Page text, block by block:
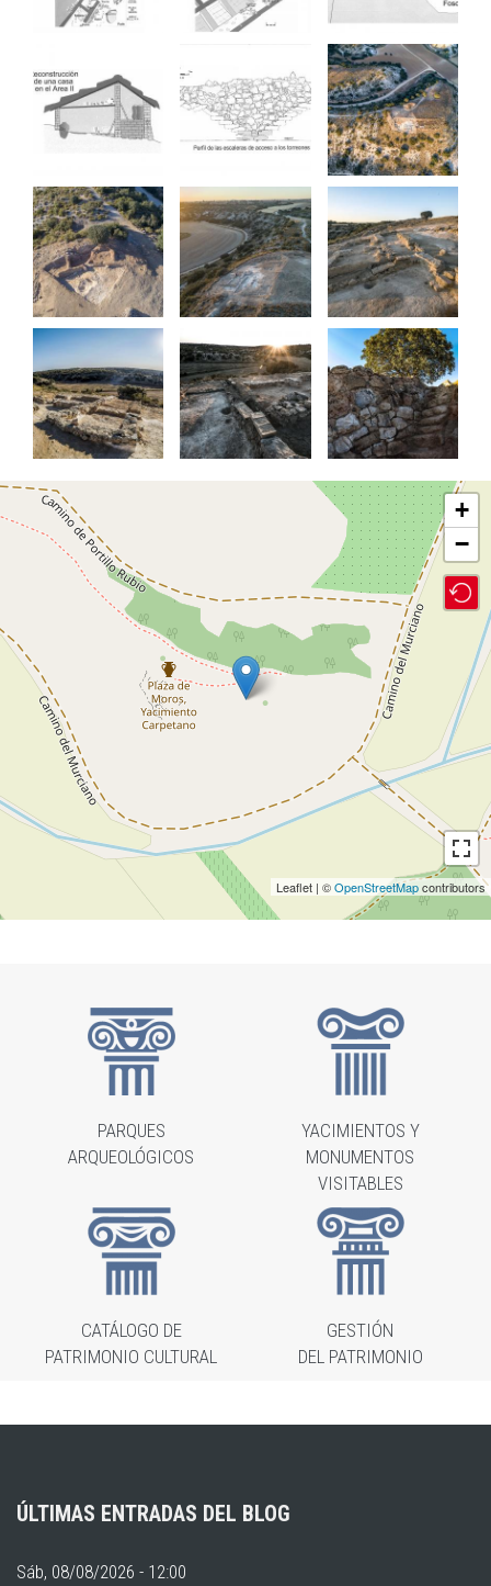
+
−
Leaflet | ©OpenStreetMapcontributors
PARQUES
ARQUEOLÓGICOS
YACIMIENTOS Y
MONUMENTOS
VISITABLES
CATÁLOGO DE
PATRIMONIO CULTURAL
GESTIÓN
DEL PATRIMONIO
ÚLTIMAS ENTRADAS DEL BLOG
Sáb, 08/08/2026 - 12:00